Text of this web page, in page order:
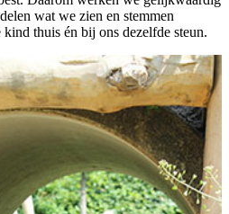
wat we zien en stemmen
thuis én bij ons dezelfde steun.